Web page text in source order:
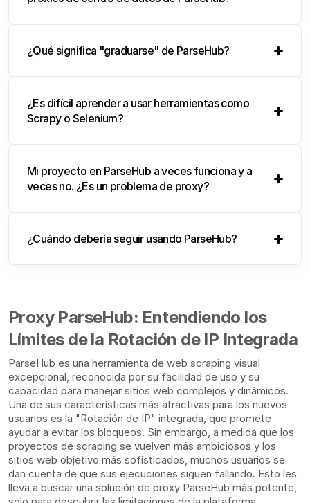
¿Qué significa "graduarse" de ParseHub?
¿Es difícil aprender a usar herramientas como
Scrapy o Selenium?
Mi proyecto en ParseHub a veces funciona y a
veces no. ¿Es un problema de proxy?
¿Cuándo debería seguir usando ParseHub?
Proxy ParseHub: Entendiendo los
Límites de la Rotación de IP Integrada
ParseHub es una herramienta de web scraping visual
excepcional, reconocida por su facilidad de uso y su
capacidad para manejar sitios web complejos y dinámicos.
Una de sus características más atractivas para los nuevos
usuarios es la "Rotación de IP" integrada, que promete
ayudar a evitar los bloqueos. Sin embargo, a medida que los
proyectos de scraping se vuelven más ambiciosos y los
sitios web objetivo más sofisticados, muchos usuarios se
dan cuenta de que sus ejecuciones siguen fallando. Esto les
lleva a buscar una solución de proxy ParseHub más potente,